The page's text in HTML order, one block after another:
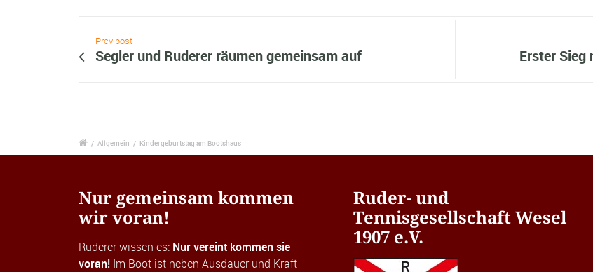
Prev post
Segler und Ruderer räumen gemeinsam auf Erster
/ Allgemein / Kindergeburtstag am Bootshaus
Nur gemeinsam kommen
wir voran!
Ruderer wissen es: Nur vereint kommen sie
voran! Im Boot ist neben Ausdauer und Kraft
Ruder- und
Tennisgesellschaft Wesel
1907 e.V.